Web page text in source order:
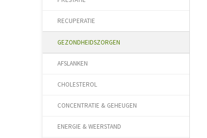
RECUPERATIE
GEZONDHEIDSZORGEN
AFSLANKEN
CHOLESTEROL
CONCENTRATIE & GEHEUGEN
ENERGIE & WEERSTAND